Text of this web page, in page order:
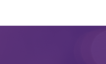
december 2025